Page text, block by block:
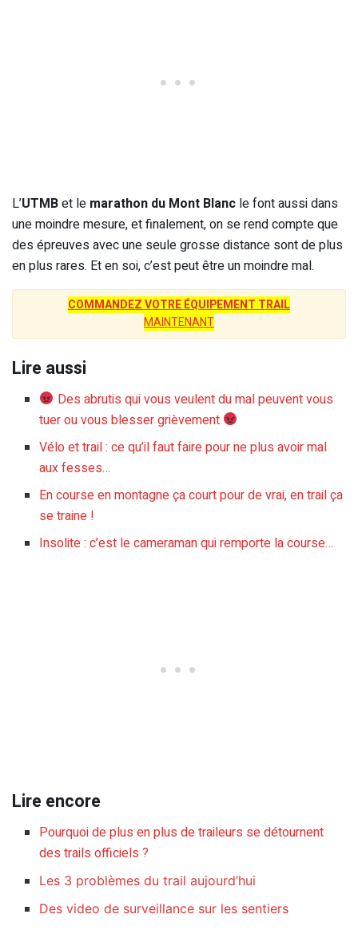
L’UTMBet le marathon du Mont Blanc le font aussi dans
une moindre mesure, et finalement, on se rend compte que
des épreuves avec une seule grosse distance sont de plus
en plus rares. Et en soi, c’est peut être un moindre mal.
COMMANDEZ VOTRE ÉQUIPEMENT TRAIL
MAINTENANT
Lire aussi
Des abrutis qui vous veulent du mal peuvent vous
tuer ou vous blesser grièvement
Vélo et trail : ce qu’il faut faire pour ne plus avoir mal
aux fesses…
En course en montagne ça court pour de vrai, en trail ça
se traine !
Insolite : c’est le cameraman qui remporte la course…
Lire encore
Pourquoi de plus en plus de traileurs se détournent
des trails officiels ?
Les 3 problèmes du trail aujourd’hui
Des video de surveillance sur les sentiers